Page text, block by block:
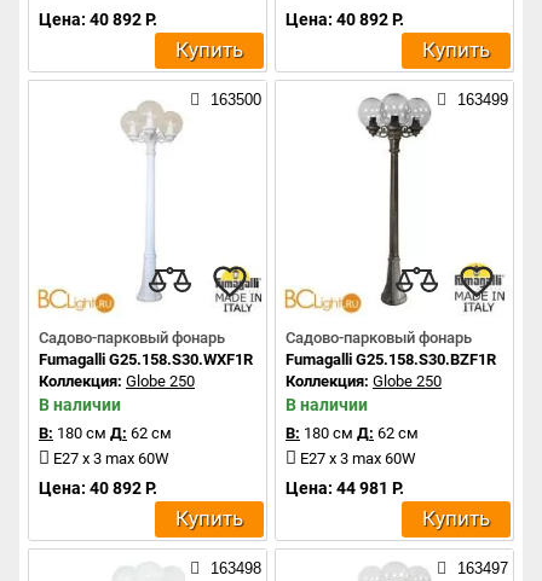
Цена: 40 892 Р.
Купить
Цена: 40 892 Р.
Купить
163500
Садово-парковый фонарь
Fumagalli G25.158.S30.WXF1R
Коллекция: Globe 250
В наличии
В: 180 см Д: 62 см
E27 x 3 max 60W
Цена: 40 892 Р.
Купить
163499
Садово-парковый фонарь
Fumagalli G25.158.S30.BZF1R
Коллекция: Globe 250
В наличии
В: 180 см Д: 62 см
E27 x 3 max 60W
Цена: 44 981 Р.
Купить
163498 163497